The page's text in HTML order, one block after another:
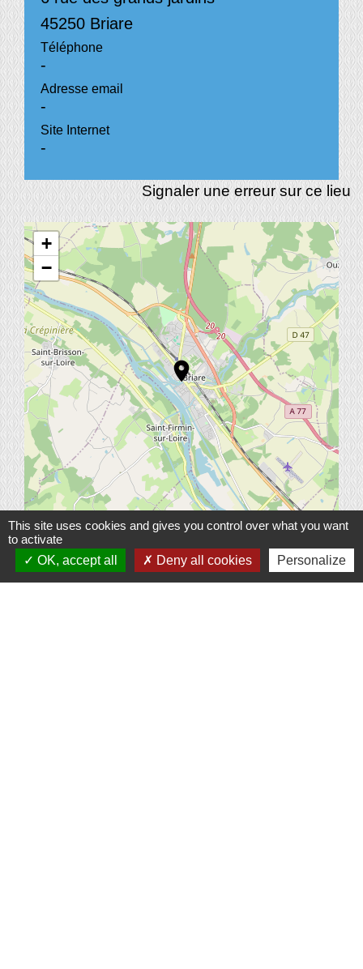
45250 Briare
Téléphone
-
Adresse email
-
Site Internet
-
Signaler une erreur sur ce lieu
location_on
+
−
© OpenStreetMap
This site uses cookies and gives you control over what you want
to activate
OK, accept all
Deny all cookies Personalize